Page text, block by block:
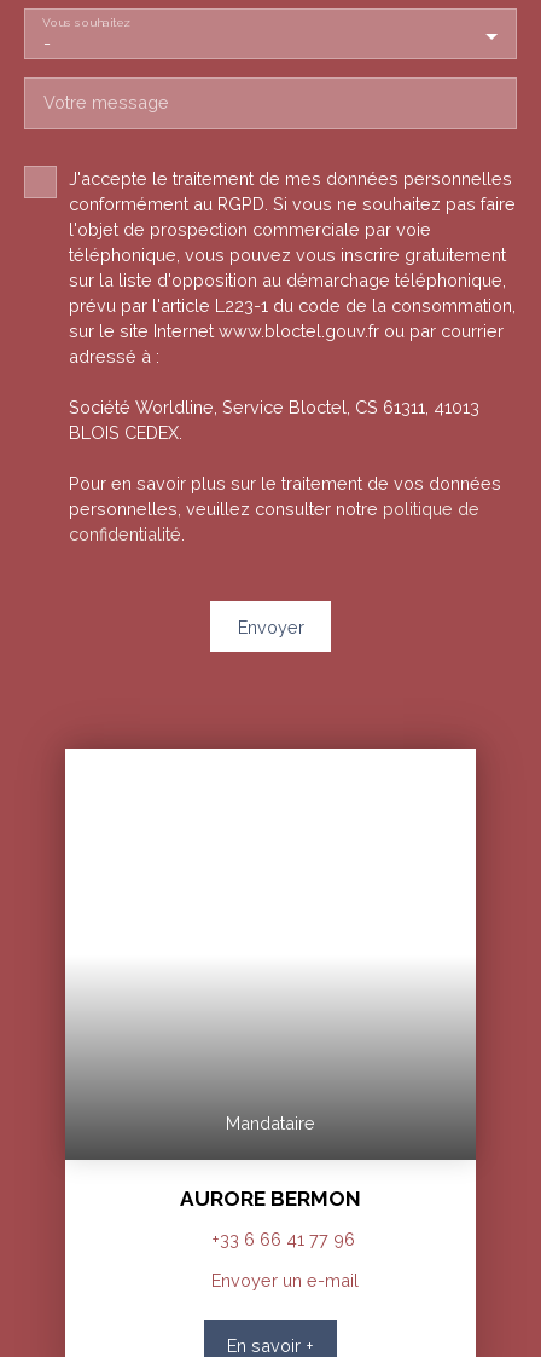
-
Vous souhaitez
Votre message
J'accepte le traitement de mes données personnelles
conformément au RGPD. Si vous ne souhaitez pas faire
l'objet de prospection commerciale par voie
téléphonique, vous pouvez vous inscrire gratuitement
sur la liste d'opposition au démarchage téléphonique,
prévu par l'article L223-1 du code de la consommation,
sur le site Internet www.bloctel.gouv.fr ou par courrier
adressé à :
Société Worldline, Service Bloctel, CS 61311, 41013
BLOIS CEDEX.
Pour en savoir plus sur le traitement de vos données
personnelles, veuillez consulter notre politique de
confidentialité
Envoyer
Mandataire
AURORE BERMON
+33 6 66 41 77 96
Envoyer un e-mail
En savoir +